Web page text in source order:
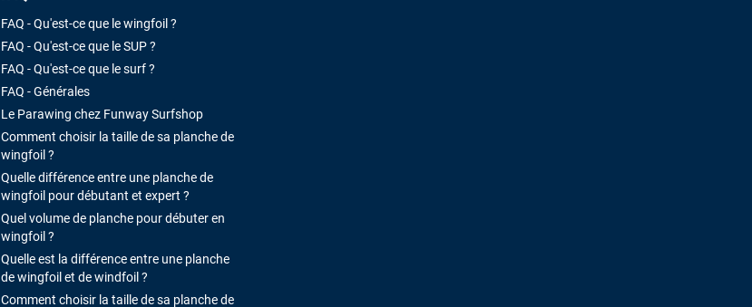
FAQ - Qu'est-ce que le wingfoil ?
FAQ - Qu'est-ce que le SUP ?
FAQ - Qu'est-ce que le surf ?
FAQ - Générales
Le Parawing chez Funway Surfshop
Comment choisir la taille de sa planche de
wingfoil ?
Quelle différence entre une planche de
wingfoil pour débutant et expert ?
Quel volume de planche pour débuter en
wingfoil ?
Quelle est la différence entre une planche
de wingfoil et de windfoil ?
Comment choisir la taille de sa planche de